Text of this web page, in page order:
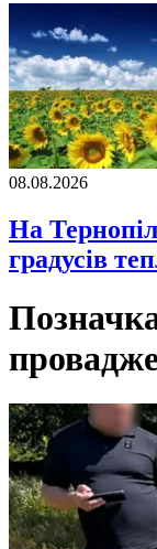
08.08.2026
На
градусів